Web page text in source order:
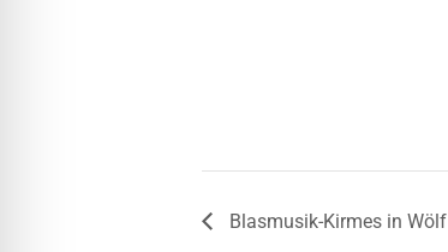
Blasmusik-Kirmes in Wölf